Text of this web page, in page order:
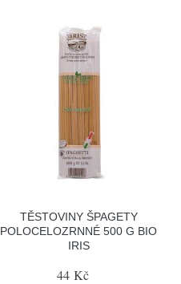
TĚSTOVINY ŠPAGETY
POLOCELOZRNNÉ 500 G BIO
IRIS
44 Kč